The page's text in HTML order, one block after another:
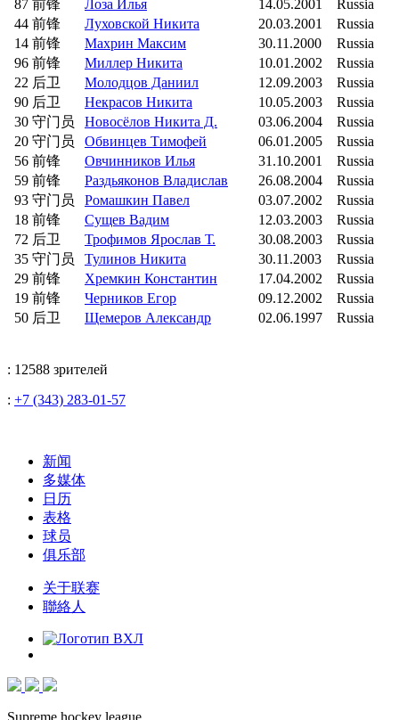
87 前锋 Лоза Илья 14.05.2001
Russia
44 前锋 Луховской Никита 20.03.2001
Russia
14 前锋 Махрин Максим 30.11.2000
Russia
96 前锋 Миллер Никита 10.01.2002
Russia
22 后卫 Молодцов Даниил 12.09.2003
Russia
90 后卫 Некрасов Никита 10.05.2003
Russia
30 守门员 Новосёлов Никита Д. 03.06.2004
Russia
20 守门员 Обвинцев Тимофей 06.01.2005
Russia
56 前锋 Овчинников Илья 31.10.2001
Russia
59 前锋 Раздьяконов Владислав 26.08.2004
Russia
93 守门员 Ромашкин Павел 03.07.2002
Russia
18 前锋 Сущев Вадим 12.03.2003
Russia
72 后卫 Трофимов Ярослав Т. 30.08.2003
Russia
35 守门员 Тулинов Никита 30.11.2003
Russia
29 前锋 Хремкин Константин 17.04.2002
Russia
19 前锋 Черников Егор 09.12.2002
Russia
50 后卫 Щемеров Александр 02.06.1997 Russia
: 12588 зрителей
: +7 (343) 283-01-57
新闻
多媒体
日历
表格
球员
俱乐部
关于联赛
聯絡人
Supreme hockey league